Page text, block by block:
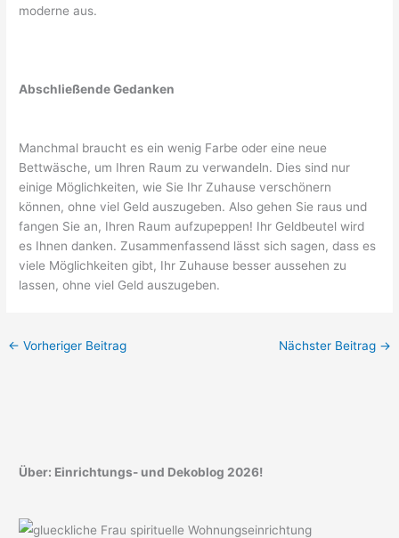
moderne aus.
Abschließende Gedanken
Manchmal braucht es ein wenig Farbe oder eine neue
Bettwäsche, um Ihren Raum zu verwandeln. Dies sind nur
einige Möglichkeiten, wie Sie Ihr Zuhause verschönern
können, ohne viel Geld auszugeben. Also gehen Sie raus und
fangen Sie an, Ihren Raum aufzupeppen! Ihr Geldbeutel wird
es Ihnen danken. Zusammenfassend lässt sich sagen, dass es
viele Möglichkeiten gibt, Ihr Zuhause besser aussehen zu
lassen, ohne viel Geld auszugeben.
← Vorheriger Beitrag Nächster Beitrag →
Über: Einrichtungs- und Dekoblog 2026!